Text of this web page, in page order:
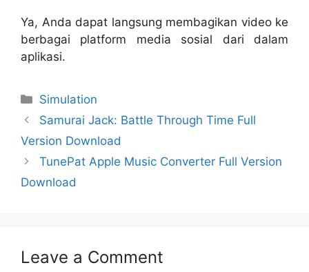
Ya, Anda dapat langsung membagikan video ke
berbagai platform media sosial dari dalam
aplikasi.
Categories
Simulation
Samurai Jack: Battle Through Time Full
Version Download
TunePat Apple Music Converter Full Version
Download
Leave a Comment